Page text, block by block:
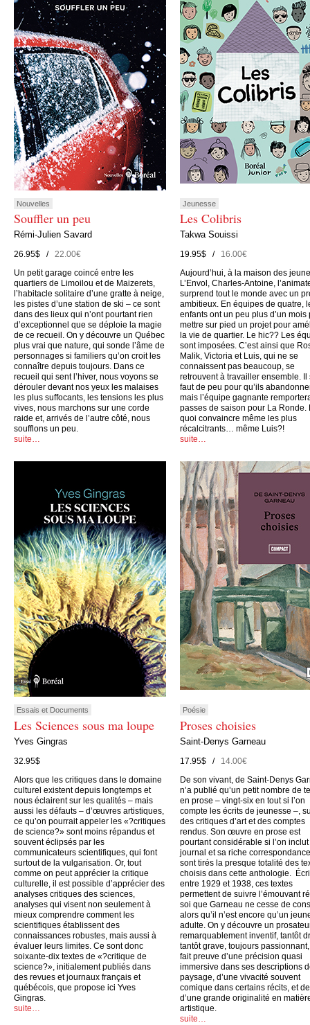
Nouvelles
Souffler un peu
Rémi-Julien Savard
26.95$ /22.00€
Un petit garage coincé entre les
quartiers de Limoilou et de Maizerets,
l’habitacle solitaire d’une gratte à neige,
les pistes d’une station de ski – ce sont
dans des lieux qui n’ont pourtant rien
d’exceptionnel que se déploie la magie
de ce recueil. On y découvre un Québec
plus vrai que nature, qui sonde l’âme de
personnages si familiers qu’on croit les
connaître depuis toujours. Dans ce
recueil qui sent l’hiver, nous voyons se
dérouler devant nos yeux les malaises
les plus suffocants, les tensions les plus
vives, nous marchons sur une corde
raide et, arrivés de l’autre côté, nous
soufflons un peu.
suite…
Jeunesse
Les Colibris
Takwa Souissi
19.95$ /16.00€
Aujourd’hui, à la maison des
L’Envol, Charles-Antoine,
surprend tout le monde avec un
ambitieux. En équipes de quatre,
enfants ont un peu plus d’un mois
mettre sur pied un projet pour
la vie de quartier. Le hic?? Les
sont imposées. C’est ainsi que
Malik, Victoria et Luis, qui ne se
connaissent pas beaucoup, se
retrouvent à travailler ensemble. Il
faut de peu pour qu’ils
mais l’équipe gagnante
passes de saison pour La Ronde.
quoi convaincre même les plus
récalcitrants… même Luis?!
suite…
Essais et Documents
Les Sciences sous ma loupe
Yves Gingras
32.95$
Alors que les critiques dans le domaine
culturel existent depuis longtemps et
nous éclairent sur les qualités – mais
aussi les défauts – d’œuvres artistiques,
ce qu’on pourrait appeler les «?critiques
de science?» sont moins répandus et
souvent éclipsés par les
communicateurs scientifiques, qui font
surtout de la vulgarisation. Or, tout
comme on peut apprécier la critique
culturelle, il est possible d’apprécier des
analyses critiques des sciences,
analyses qui visent non seulement à
mieux comprendre comment les
scientifiques établissent des
connaissances robustes, mais aussi à
évaluer leurs limites. Ce sont donc
soixante-dix textes de «?critique de
science?», initialement publiés dans
des revues et journaux français et
québécois, que propose ici Yves
Gingras.
suite…
Poésie
Proses choisies
Saint-Denys Garneau
17.95$ /14.00€
De son vivant, de Saint-Denys
n’a publié qu’un petit nombre de
en prose – vingt-six en tout si l’on
compte les écrits de jeunesse –,
des critiques d’art et des comptes
rendus. Son œuvre en prose est
pourtant considérable si l’on
journal et sa riche
sont tirés la presque totalité des
choisis dans cette anthologie.
entre 1929 et 1938, ces textes
permettent de suivre l’émouvant
soi que Garneau ne cesse de
alors qu’il n’est encore qu’un
adulte. On y découvre un
remarquablement inventif, tantôt
tantôt grave, toujours
fait preuve d’une précision quasi
immersive dans ses descriptions
paysage, d’une vivacité souvent
comique dans certains récits, et
d’une grande originalité en
artistique.
suite…